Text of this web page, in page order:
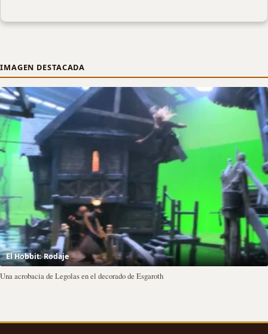
IMAGEN DESTACADA
El Hobbit: Rodaje
Una acrobacia de Legolas en el decorado de Esgaroth